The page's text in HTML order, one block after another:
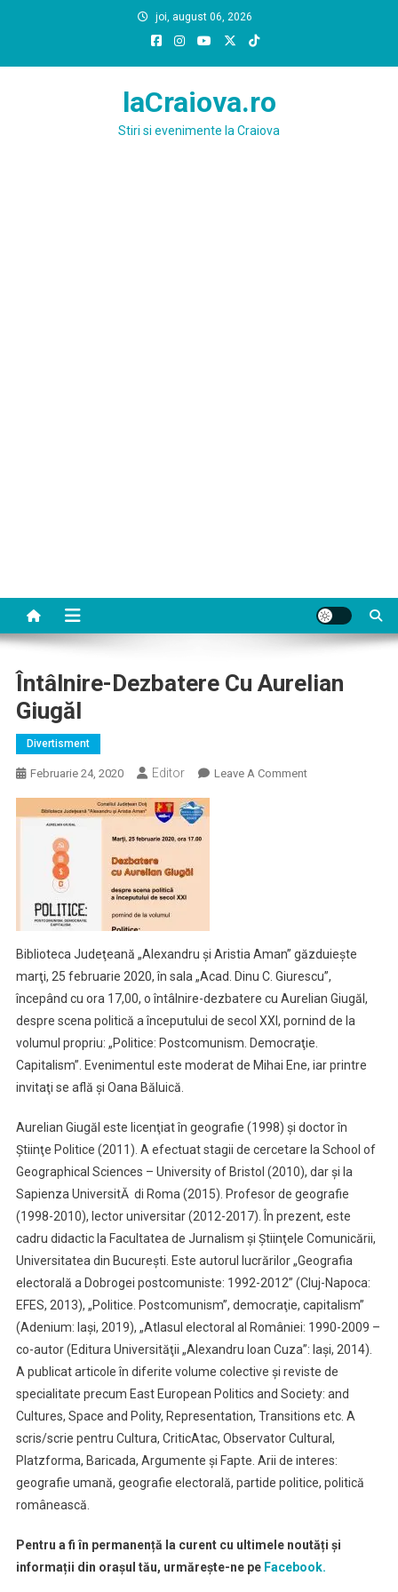
joi, august 06, 2026
laCraiova.ro
Stiri si evenimente la Craiova
Întâlnire-Dezbatere Cu Aurelian
Giugăl
Divertisment
Februarie 24, 2020 Editor Leave A CommentOn
Biblioteca Judeţeană „Alexandru şi Aristia Aman” găzduieşte
marţi, 25 februarie 2020, în sala „Acad. Dinu C. Giurescu”,
începând cu ora 17,00, o întâlnire-dezbatere cu Aurelian Giugăl,
despre scena politică a începutului de secol XXI, pornind de la
volumul propriu: „Politice: Postcomunism. Democraţie.
Capitalism”. Evenimentul este moderat de Mihai Ene, iar printre
invitaţi se află şi Oana Băluică.
Aurelian Giugăl este licenţiat în geografie (1998) şi doctor în
Ştiinţe Politice (2011). A efectuat stagii de cercetare la School of
Geographical Sciences – University of Bristol (2010), dar şi la
Sapienza UniversitĂ di Roma (2015). Profesor de geografie
(1998-2010), lector universitar (2012-2017). În prezent, este
cadru didactic la Facultatea de Jurnalism şi Ştiinţele Comunicării,
Universitatea din Bucureşti. Este autorul lucrărilor „Geografia
electorală a Dobrogei postcomuniste: 1992-2012” (Cluj-Napoca:
EFES, 2013), „Politice. Postcomunism”, democraţie, capitalism”
(Adenium: Iaşi, 2019), „Atlasul electoral al României: 1990-2009 –
co-autor (Editura Universităţii „Alexandru Ioan Cuza”: Iaşi, 2014).
A publicat articole în diferite volume colective şi reviste de
specialitate precum East European Politics and Society: and
Cultures, Space and Polity, Representation, Transitions etc. A
scris/scrie pentru Cultura, CriticAtac, Observator Cultural,
Platzforma, Baricada, Argumente şi Fapte. Arii de interes:
geografie umană, geografie electorală, partide politice, politică
românească.
Pentru a fi în permanență la curent cu ultimele noutăți și
informații din orașul tău, urmărește-ne peFacebook.